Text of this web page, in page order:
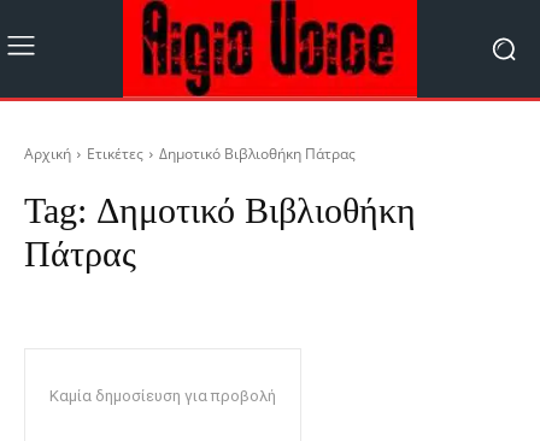
Αρχική Ετικέτες Δημοτικό Βιβλιοθήκη Πάτρας
Tag: Δημοτικό Βιβλιοθήκη
Πάτρας
Καμία δημοσίευση για προβολή